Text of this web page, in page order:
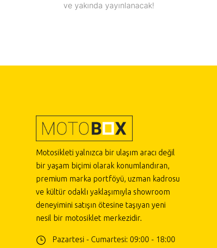
ve yakında yayınlanacak!
Motosikleti yalnızca bir ulaşım aracı değil
bir yaşam biçimi olarak konumlandıran,
premium marka portföyü, uzman kadrosu
ve kültür odaklı yaklaşımıyla showroom
deneyimini satışın ötesine taşıyan yeni
nesil bir motosiklet merkezidir.
Pazartesi - Cumartesi: 09:00 - 18:00